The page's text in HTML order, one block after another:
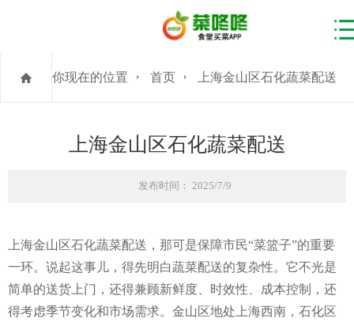
你现在的位置 首页 上海金山区石化蔬菜配送
上海金山区石化蔬菜配送
发布时间： 2025/7/9
上海金山区石化蔬菜配送，那可是保障市民“菜篮子”的重要
一环。说起这事儿，得先明白蔬菜配送的复杂性。它不光是
简单的送货上门，还得兼顾新鲜度、时效性、成本控制，还
得考虑季节变化和市场需求。金山区地处上海西南，石化区